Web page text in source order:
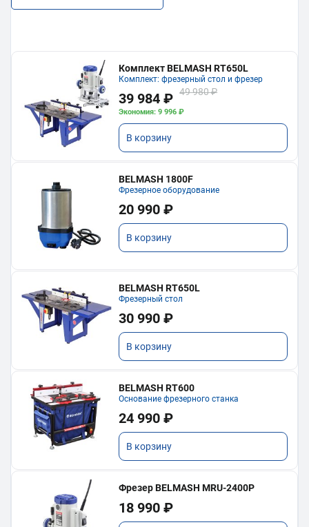
Комплект BELMASH RT650L
Комплект: фрезерный стол и фрезер
39 984 ₽ 49 980 ₽
Экономия: 9 996 ₽
В корзину
BELMASH 1800F
Фрезерное оборудование
20 990 ₽
В корзину
BELMASH RT650L
Фрезерный стол
30 990 ₽
В корзину
BELMASH RT600
Основание фрезерного станка
24 990 ₽
В корзину
Фрезер BELMASH MRU-2400P
18 990 ₽